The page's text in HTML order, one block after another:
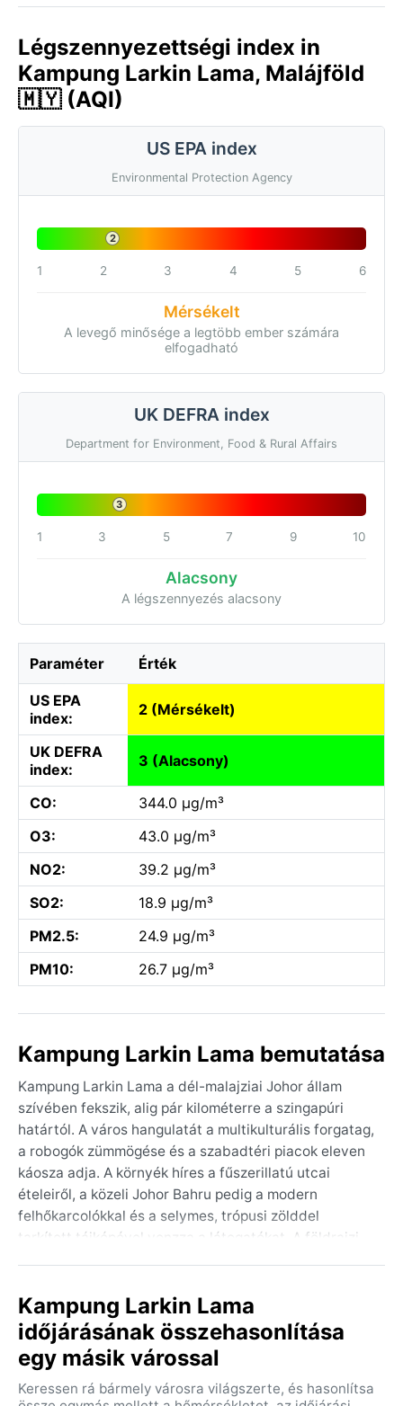
Légszennyezettségi index in
Kampung Larkin Lama, Malájföld
🇲🇾 (AQI)
US EPA index
Environmental Protection Agency
2
1 2 3 4 5 6
Mérsékelt
A levegő minősége a legtöbb ember számára
elfogadható
UK DEFRA index
Department for Environment, Food & Rural Affairs
3
1 3 5 7 9 10
Alacsony
A légszennyezés alacsony
Paraméter Érték
US EPA
index:
2 (Mérsékelt)
UK DEFRA
index:
3 (Alacsony)
CO:
344.0 µg/m³
O3:
43.0 µg/m³
NO2:
39.2 µg/m³
SO2:
18.9 µg/m³
PM2.5:
24.9 µg/m³
PM10:
26.7 µg/m³
Kampung Larkin Lama bemutatása
Kampung Larkin Lama a dél-malajziai Johor állam
szívében fekszik, alig pár kilométerre a szingapúri
határtól. A város hangulatát a multikulturális forgatag,
a robogók zümmögése és a szabadtéri piacok eleven
káosza adja. A környék híres a fűszerillatú utcai
ételeiről, a közeli Johor Bahru pedig a modern
felhőkarcolókkal és a selymes, trópusi zölddel
tarkított tájképével vonzza a látogatókat. A földrajzi
dzsungel párás levegőjével.
Az éghajlat a Köppen-besorolás szerint Af, azaz
trópusi esőerdő. Itt nincsenek markáns évszakok:
egész évben 25 és 32 °C között mozog a hőmérséklet,
a páratartalom pedig állandóan 80% felett marad. A
Kampung Larkin Lama
időjárásának összehasonlítása
egy másik várossal
Keressen rá bármely városra világszerte, és hasonlítsa